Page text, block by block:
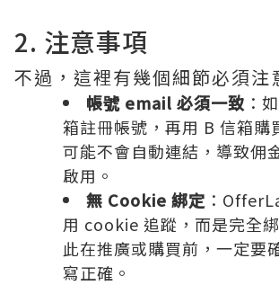
2. 注意事項
不過，這裡有幾個細節必須注
帳號 email 必須一致 ：
箱註冊帳號，再用 B 信箱購
可能不會自動連結，導致佣
啟用。
無 Cookie 綁定 ：
用 cookie 追蹤，而是完全
此在推廣或購買前，一定要
寫正確。